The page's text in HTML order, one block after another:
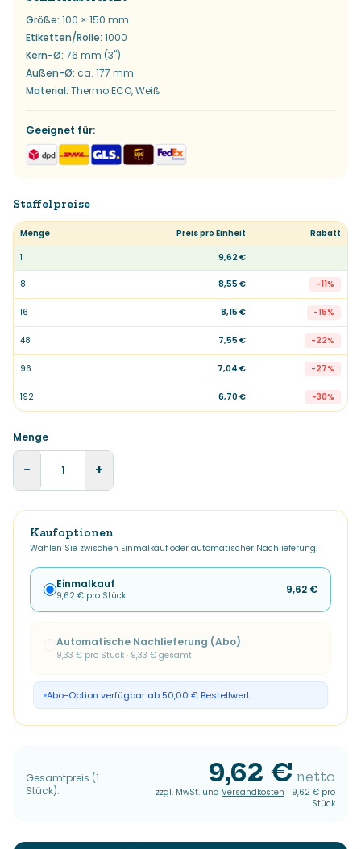
Größe: 100 × 150 mm
Etiketten/Rolle: 1000
Kern-Ø: 76 mm (3")
Außen-Ø: ca. 177 mm
Material: Thermo ECO, Weiß
Geeignet für:
Staffelpreise
Menge Preis pro Einheit
Rabatt
1
9,62 €
8 8,55 € -11%
16 8,15 € -15%
48 7,55 € -22%
96 7,04 € -27%
192 6,70 € -30%
Menge
− +
Kaufoptionen
Wählen Sie zwischen Einmalkauf oder automatischer Nachlieferung.
Einmalkauf
9,62 € pro Stück 9,62 €
Automatische Nachlieferung (Abo)
9,33 € pro Stück · 9,33 € gesamt
Abo-Option verfügbar ab 50,00 € Bestellwert
Gesamtpreis (1
Stück):
9,62 € netto
zzgl. MwSt. und Versandkosten | 9,62 € pro
Stück